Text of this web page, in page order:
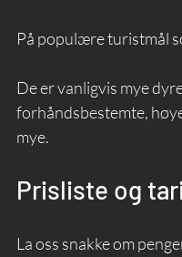
På populære turistmål
De er vanligvis mye
forhåndsbestemte,
mye.
Prisliste og
La oss snakke om